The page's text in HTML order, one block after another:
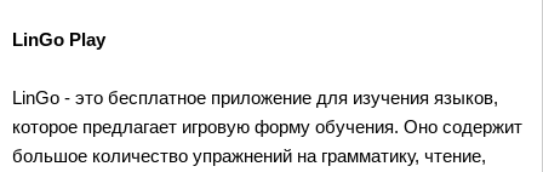
LinGo Play
LinGo - это бесплатное приложение для изучения языков,
которое предлагает игровую форму обучения. Оно содержит
большое количество упражнений на грамматику, чтение,